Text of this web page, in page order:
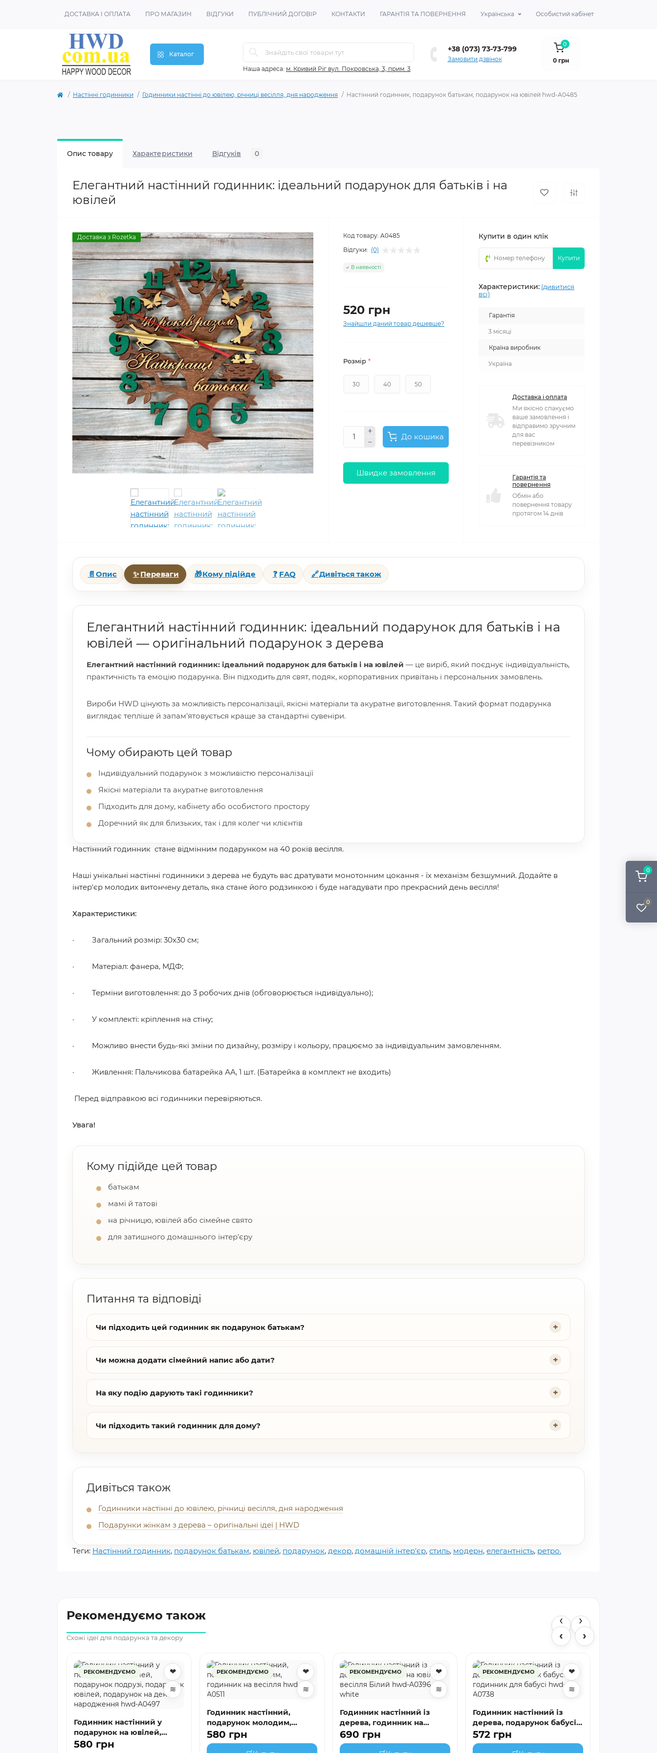
0
0
ДОСТАВКА І ОПЛАТА ПРО МАГАЗИН ВІДГУКИ ПУБЛІЧНИЙ ДОГОВІР КОНТАКТИ ГАРАНТІЯ ТА ПОВЕРНЕННЯ Українська Особистий кабінет
Каталог
Наша адреса: м. Кривий Ріг вул. Покровська, 3, прим. 3
+38 (073) 73-73-799
Замовити дзвінок
0
0 грн
Настінні годинники Годинники настінні до ювілею, річниці весілля, дня народження Настінний годинник, подарунок батькам, подарунок на ювілей hwd-A0485
Опис товару Характеристики Відгуків 0
Елегантний настінний годинник: ідеальний подарунок для батьків і на
ювілей
Доставка з Rozetka Код товару: A0485
Відгуки: (0)
В наявності
520 грн
Знайшли даний товар дешевше?
Розмір *
30 40 50
До кошика
Швидке замовлення
Купити в один клік
Купити
Характеристики: (дивитися
всі)
Гарантія
3 місяці
Країна виробник
Україна
Доставка і оплата
Ми якісно спакуємо
ваше замовлення і
відправимо зручним
для вас
перевізником
Гарантія та
повернення
Обмін або
повернення товару
протягом 14 днів
📄 Опис ✨ Переваги 🎁Кому підійде ❓ FAQ 🔗Дивіться також
Елегантний настінний годинник: ідеальний подарунок для батьків і на
ювілей — оригінальний подарунок з дерева
Елегантний настінний годинник: ідеальний подарунок для батьків і на ювілей — це виріб, який поєднує індивідуальність,
практичність та емоцію подарунка. Він підходить для свят, подяк, корпоративних привітань і персональних замовлень.
Вироби HWD цінують за можливість персоналізації, якісні матеріали та акуратне виготовлення. Такий формат подарунка
виглядає тепліше й запам’ятовується краще за стандартні сувеніри.
Чому обирають цей товар
Індивідуальний подарунок з можливістю персоналізації
Якісні матеріали та акуратне виготовлення
Підходить для дому, кабінету або особистого простору
Доречний як для близьких, так і для колег чи клієнтів
Настінний годинник стане відмінним подарунком на 40 років весілля.
Наші унікальні настінні годинники з дерева не будуть вас дратувати монотонним цокання - їх механізм безшумний. Додайте в
інтер'єр молодих витончену деталь, яка стане його родзинкою і буде нагадувати про прекрасний день весілля!
Характеристики:
· Загальний розмір: 30х30 см;
· Матеріал: фанера, МДФ;
· Терміни виготовлення: до 3 робочих днів (обговорюється індивідуально);
· У комплекті: кріплення на стіну;
· Можливо внести будь-які зміни по дизайну, розміру і кольору, працюємо за індивідуальним замовленням.
· Живлення: Пальчикова батарейка АА, 1 шт. (Батарейка в комплект не входить)
Перед відправкою всі годинники перевіряються.
Увага!
Кому підійде цей товар
батькам
мамі й татові
на річницю, ювілей або сімейне свято
для затишного домашнього інтер’єру
Питання та відповіді
Чи підходить цей годинник як подарунок батькам?
Чи можна додати сімейний напис або дати?
На яку подію дарують такі годинники?
Чи підходить такий годинник для дому?
Дивіться також
Годинники настінні до ювілею, річниці весілля, дня народження
Подарунки жінкам з дерева – оригінальні ідеї | HWD
Теги: Настінний годинник, подарунок батькам, ювілей, подарунок, декор, домашній інтер'єр, стиль, модерн, елегантність, ретро.
Рекомендуємо також
Схожі ідеї для подарунка та декору
‹ ›
‹
РЕКОМЕНДУЄМО
❤
≋
Годинник настінний у
подарунок на ювілей,
подарунок подрузі,
580 грн
РЕКОМЕНДУЄМО
❤
≋
Годинник настінний,
подарунок молодим,
годинник на весілля hwd-
A0511
580 грн
РЕКОМЕНДУЄМО
❤
≋
Годинник настінний із
дерева, годинник на
ювілей весілля Білий hwd-
A0396-white
690 грн
РЕКОМЕНДУЄМО
❤
≋
Годинник настінний із
дерева, подарунок бабусі,
годинник для бабусі hwd-
A0738
572 грн
›